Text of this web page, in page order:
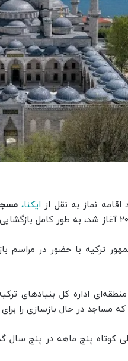
نماز به نقل از ایکنا،
ترکیه با حضور در مراسم
منطقه‌ای اداره کل بنیادهای
در حال بازسازی را برای
کوتاه پنج ماهه در پنج سال